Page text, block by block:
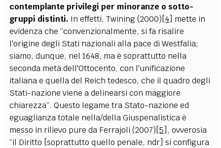
contemplante privilegi per minoranze o sotto-
gruppi distinti. In effetti, Twining (2000)[4] mette in
evidenza che “convenzionalmente, si fa risalire
l'origine degli Stati nazionali alla pace di Westfalia;
siamo, dunque, nel 1648, ma è soprattutto nella
seconda metà dell'Ottocento, con l'unificazione
italiana e quella del Reich tedesco, che il quadro degli
Stati-nazione viene a delinearsi con maggiore
chiarezza”. Questo legame tra Stato-nazione ed
eguaglianza totale nella/della Giuspenalistica è
messo in rilievo pure da Ferrajoli (2007)[5] , ovverosia
“il Diritto [soprattutto quello penale, ndr] si configura